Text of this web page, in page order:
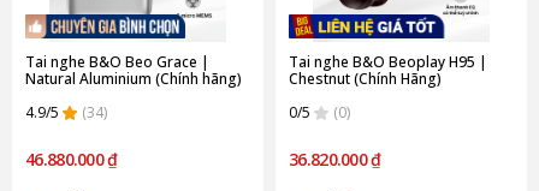
Tai nghe B&O Beo Grace |
Natural Aluminium (Chính hãng)
4.9/5
(34)
46.880.000 ₫
Tai nghe B&O Beoplay H95 |
Chestnut (Chính Hãng)
0/5
(0)
36.820.000 ₫